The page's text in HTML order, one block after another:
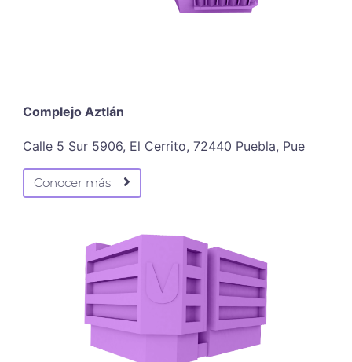
Complejo Aztlán
Calle 5 Sur 5906, El Cerrito, 72440 Puebla, Pue
Conocer más